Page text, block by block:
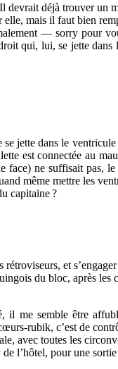
devrait déjà trouver un
mais il faut bien
— sorry pour
qui, lui, se jette
jette dans le
est connectée au
face) ne suffisait pas,
même mettre les
capitaine?
et
du bloc, après les
me semble être
rubik, c’est de
avec toutes les
l’hôtel, pour une